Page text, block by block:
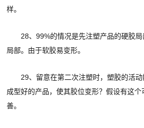
样。
28、99%的情况是先注塑产品的硬胶
局部。由于软胶易变形。
29、留意在第二次注塑时，塑胶的活
成型好的产品，使其胶位变形？假设有这
善。